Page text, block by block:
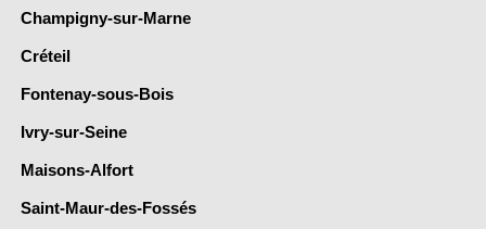
Champigny-sur-Marne
Créteil
Fontenay-sous-Bois
Ivry-sur-Seine
Maisons-Alfort
Saint-Maur-des-Fossés